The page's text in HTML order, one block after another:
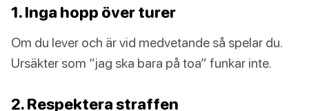
1. Inga hopp över turer
Om du lever och är vid medvetande så spelar du.
Ursäkter som “jag ska bara på toa” funkar inte.
2. Respektera straffen